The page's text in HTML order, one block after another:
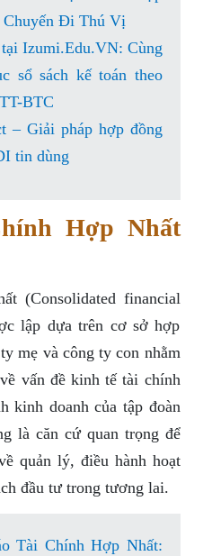
Đi Thú Vị
Izumi.Edu.VN: Cùng
sổ sách kế toán theo
BTC
– Giải pháp hợp đồng
tin dùng
Hợp Nhất
(Consolidated financial
lập dựa trên cơ sở hợp
mẹ và công ty con nhằm
vấn đề kinh tế tài chính
kinh doanh của tập đoàn
là căn cứ quan trọng để
quản lý, điều hành hoạt
đầu tư trong tương lai.
Tài Chính Hợp Nhất: